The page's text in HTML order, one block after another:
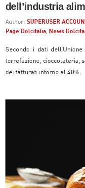
dell’industria
Author: SUPERUSER ACCOUNT
Page Dolcitalia, News
Secondo i dati
torrefazione, cioccolateria,
dei fatturati intorno al 40%.